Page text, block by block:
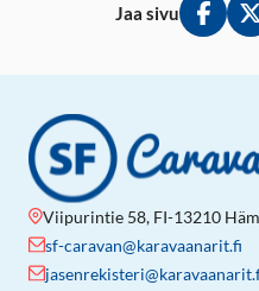
Jaa sivu
Jaa
Viipurintie 58, FI-13210
sf-caravan@karavaanarit.fi